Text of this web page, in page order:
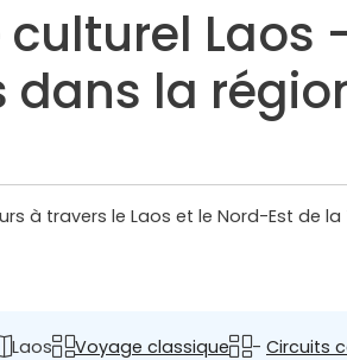
Laos
dans la
à travers le Laos et le Nord-Est de
Laos Voyage classique - Circuits